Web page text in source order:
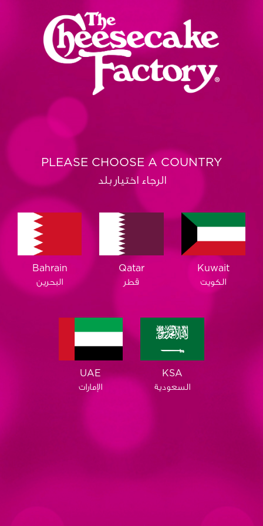
PLEASE CHOOSE A COUNTRY
الرجاء اختيار بلد
Bahrain
البحرين
Qatar
قطر
Kuwait
الكويت
UAE
الإمارات
KSA
السعودية